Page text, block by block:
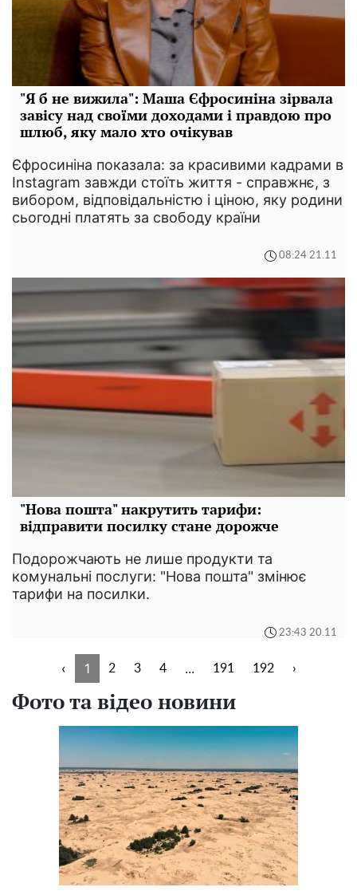
"Я б не вижила": Маша Єфросиніна зірвала
завісу над своїми доходами і правдою про
шлюб, яку мало хто очікував
Єфросиніна показала: за красивими кадрами в
Instagram завжди стоїть життя - справжнє, з
вибором, відповідальністю і ціною, яку родини
сьогодні платять за свободу країни
08:24 21.11
"Нова пошта" накрутить тарифи:
відправити посилку стане дорожче
Подорожчають не лише продукти та
комунальні послуги: "Нова пошта" змінює
тарифи на посилки.
23:43 20.11
‹ 1 2 3 4 ... 191 192 ›
Фото та відео новини